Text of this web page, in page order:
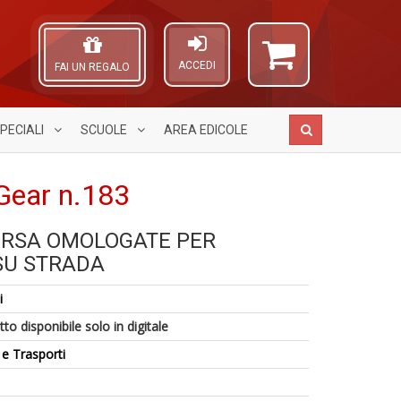
ACCEDI
FAI UN REGALO
SCUOLE AREA EDICOLE
n.183
OMOLOGATE PER
STRADA
disponibile solo in digitale
Trasporti